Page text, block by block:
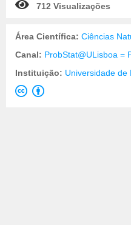
712 Visualizações
Área Científica: Ciências
Canal: ProbStat@ULisboa =
Instituição: Universidade de